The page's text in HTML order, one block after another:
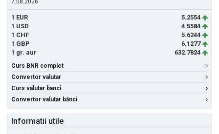
7.08.2026
1 EUR
5.2554
1 USD
4.5584
1 CHF
5.6244
1 GBP
6.1277
1 gr. aur
632.7824
Curs BNR complet
Convertor valutar
Curs valutar banci
Convertor valutar bănci
Informatii utile